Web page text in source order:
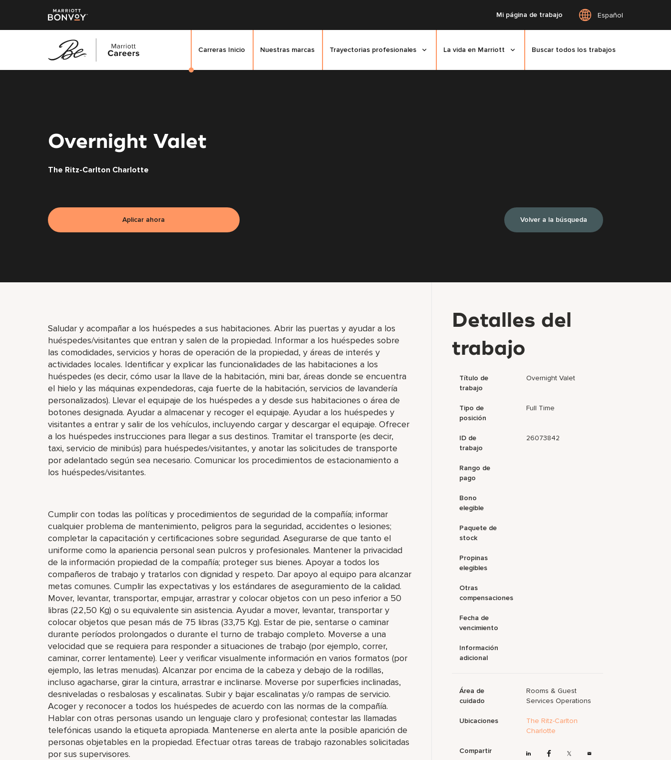
Mi página de trabajo Español
Carreras Inicio Nuestras marcas Trayectorias profesionales La vida en Marriott Buscar todos los trabajos
Overnight Valet
The Ritz-Carlton Charlotte
Aplicar ahora Volver a la búsqueda
Saludar y acompañar a los huéspedes a sus habitaciones. Abrir las puertas y ayudar a los
huéspedes/visitantes que entran y salen de la propiedad. Informar a los huéspedes sobre
las comodidades, servicios y horas de operación de la propiedad, y áreas de interés y
actividades locales. Identificar y explicar las funcionalidades de las habitaciones a los
huéspedes (es decir, cómo usar la llave de la habitación, mini bar, áreas donde se encuentra
el hielo y las máquinas expendedoras, caja fuerte de la habitación, servicios de lavandería
personalizados). Llevar el equipaje de los huéspedes a y desde sus habitaciones o área de
botones designada. Ayudar a almacenar y recoger el equipaje. Ayudar a los huéspedes y
visitantes a entrar y salir de los vehículos, incluyendo cargar y descargar el equipaje. Ofrecer
a los huéspedes instrucciones para llegar a sus destinos. Tramitar el transporte (es decir,
taxi, servicio de minibús) para huéspedes/visitantes, y anotar las solicitudes de transporte
por adelantado según sea necesario. Comunicar los procedimientos de estacionamiento a
los huéspedes/visitantes.
Cumplir con todas las políticas y procedimientos de seguridad de la compañía; informar
cualquier problema de mantenimiento, peligros para la seguridad, accidentes o lesiones;
completar la capacitación y certificaciones sobre seguridad. Asegurarse de que tanto el
uniforme como la apariencia personal sean pulcros y profesionales. Mantener la privacidad
de la información propiedad de la compañía; proteger sus bienes. Apoyar a todos los
compañeros de trabajo y tratarlos con dignidad y respeto. Dar apoyo al equipo para alcanzar
metas comunes. Cumplir las expectativas y los estándares de aseguramiento de la calidad.
Mover, levantar, transportar, empujar, arrastrar y colocar objetos con un peso inferior a 50
libras (22,50 Kg) o su equivalente sin asistencia. Ayudar a mover, levantar, transportar y
colocar objetos que pesan más de 75 libras (33,75 Kg). Estar de pie, sentarse o caminar
durante períodos prolongados o durante el turno de trabajo completo. Moverse a una
velocidad que se requiera para responder a situaciones de trabajo (por ejemplo, correr,
caminar, correr lentamente). Leer y verificar visualmente información en varios formatos (por
ejemplo, las letras menudas). Alcanzar por encima de la cabeza y debajo de la rodillas,
incluso agacharse, girar la cintura, arrastrar e inclinarse. Moverse por superficies inclinadas,
desniveladas o resbalosas y escalinatas. Subir y bajar escalinatas y/o rampas de servicio.
Acoger y reconocer a todos los huéspedes de acuerdo con las normas de la compañía.
Hablar con otras personas usando un lenguaje claro y profesional; contestar las llamadas
telefónicas usando la etiqueta apropiada. Mantenerse en alerta ante la posible aparición de
personas objetables en la propiedad. Efectuar otras tareas de trabajo razonables solicitadas
por sus supervisores.
Detalles del
trabajo
Título de
trabajo
Overnight Valet
Tipo de
posición
Full Time
ID de
trabajo
26073842
Rango de
pago
Bono
elegible
Paquete de
stock
Propinas
elegibles
Otras
compensaciones
Fecha de
vencimiento
Información
adicional
Área de
cuidado
Rooms & Guest
Services Operations
Ubicaciones
The Ritz-Carlton
Charlotte
Compartir